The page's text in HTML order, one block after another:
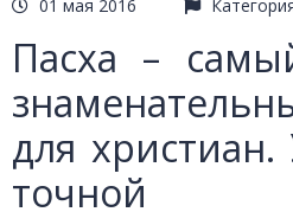
01 мая 2016
Пасха –
для